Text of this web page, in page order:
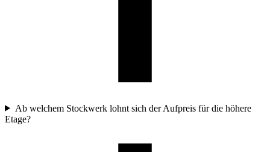
Ab welchem Stockwerk lohnt sich der Aufpreis für die höhere
Etage?